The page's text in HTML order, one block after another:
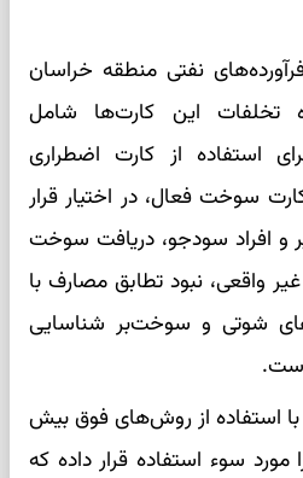
نفتی منطقه خراسان
تخلفات این کارت‌ها شامل
استفاده از کارت اضطراری
سوخت فعال، در اختیار قرار
و افراد سودجو، دریافت سوخت
واقعی، نبود تطابق مصارف با
شوتی و سوخت‌بر شناسایی
استفاده از روش‌های فوق بیش
را مورد سوء استفاده قرار داده که